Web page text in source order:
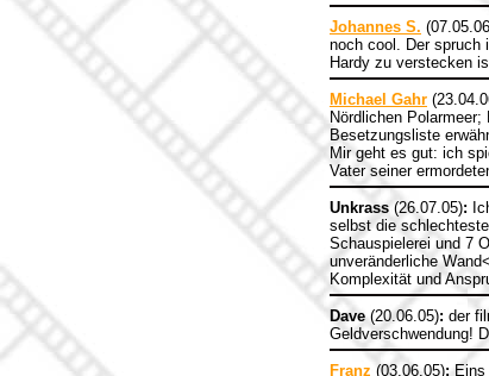
Johannes S.
noch cool. Der spruch
Hardy zu verstecken
Michael Gahr
Nördlichen
Besetzungsliste
Mir geht es gut: ich
Vater seiner
Unkrass (26.07.05):
selbst die
Schauspielerei und 7
unveränderliche
Komplexität und
Dave(20.06.05): der
Geldverschwendung!
Franz (03.06.05):